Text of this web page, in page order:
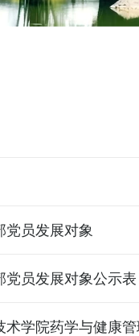
党员发展对象
党员发展对象公示表